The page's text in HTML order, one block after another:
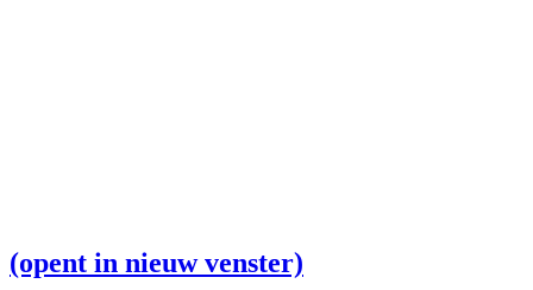
(opent in nieuw venster)